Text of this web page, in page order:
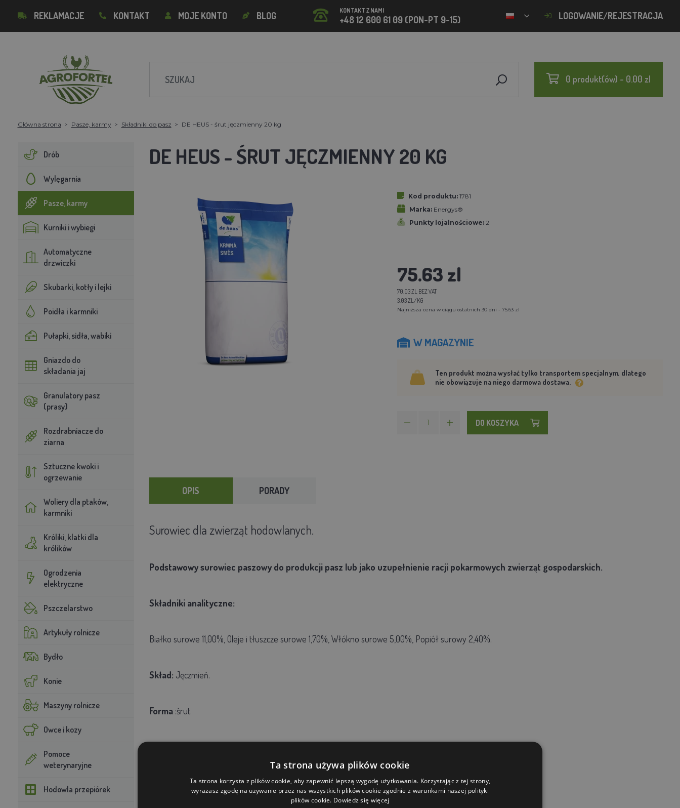
REKLAMACJE KONTAKT MOJE KONTO BLOG KONTAKT Z NAMI
+48 12 600 61 09 (PON-PT 9-15) LOGOWANIE/REJESTRACJA
0 produkt(ów) - 0.00 zl
Główna strona Pasze, karmy Składniki do pasz DE HEUS - śrut jęczmienny 20 kg
Drób
Wylęgarnia
Pasze, karmy
Kurniki i wybiegi
Automatyczne
drzwiczki
Skubarki, kotły i lejki
Poidła i karmniki
Pułapki, sidła, wabiki
Gniazdo do
składania jaj
Granulatory pasz
(prasy)
Rozdrabniacze do
ziarna
Sztuczne kwoki i
ogrzewanie
Woliery dla ptaków,
karmniki
Króliki, klatki dla
królików
Ogrodzenia
elektryczne
Pszczelarstwo
Artykuły rolnicze
Bydło
Konie
Maszyny rolnicze
Owce i kozy
Pomoce
weterynaryjne
Hodowla przepiórek
DE HEUS - ŚRUT JĘCZMIENNY 20 KG
Kod produktu: 1781
Marka: Energys®
Punkty lojalnościowe: 2
75.63 zl
70.03 ZL BEZ VAT
3.03 ZL/KG
Najniższa cena w ciągu ostatnich 30 dni - 75.63 zl
W MAGAZYNIE
Ten produkt można wysłać tylko transportem specjalnym, dlatego
nie obowiązuje na niego darmowa dostawa.
DO KOSZYKA
OPIS PORADY
Surowiec dla zwierząt hodowlanych.
Podstawowy surowiec paszowy do produkcji pasz lub jako uzupełnienie racji pokarmowych zwierząt gospodarskich.
Składniki analityczne:
Białko surowe 11,00%, Oleje i tłuszcze surowe 1,70%, Włókno surowe 5,00%, Popiół surowy 2,40%.
Skład: Jęczmień.
Forma:śrut.
Ta strona używa plików cookie
Ta strona korzysta z plików cookie, aby zapewnić lepszą wygodę użytkowania. Korzystając z tej strony,
wyrażasz zgodę na używanie przez nas wszystkich plików cookie zgodnie z warunkami naszej polityki
plików cookie. Dowiedz się więcej